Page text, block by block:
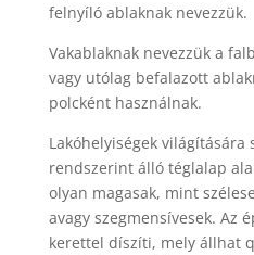
felnyíló ablaknak nevezzük.
Vakablaknak nevezzük a
vagy utólag befalazott
polcként használnak.
Lakóhelyiségek világítására
rendszerint álló téglalap
olyan magasak, mint
avagy szegmensívesek. Az
kerettel díszíti, mely állhat